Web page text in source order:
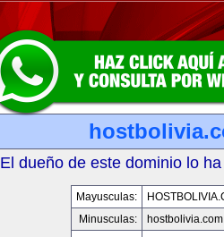
El dueño de este dominio lo
Mayusculas:
Minusculas:
hostbolivia.com